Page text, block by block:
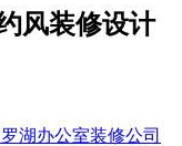
风装修设计
湖办公室装修公司